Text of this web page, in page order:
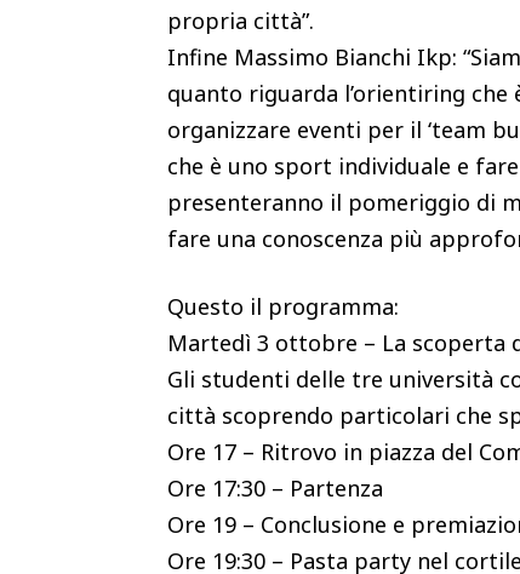
propria città”.
Infine Massimo Bianchi Ikp:
quanto riguarda l’orientiring
organizzare eventi per il ‘team
che è uno sport individuale e
presenteranno il pomeriggio di
fare una conoscenza più
Questo il programma:
Martedì 3 ottobre – La scoperta
Gli studenti delle tre università
città scoprendo particolari che
Ore 17 – Ritrovo in piazza del
Ore 17:30 – Partenza
Ore 19 – Conclusione e
Ore 19:30 – Pasta party nel